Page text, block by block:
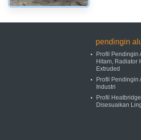
pendingin
Profil Pendingin
Hitam, Radiator
Extruded
Profil Pendingin
Industri
Profil
Disesuaikan